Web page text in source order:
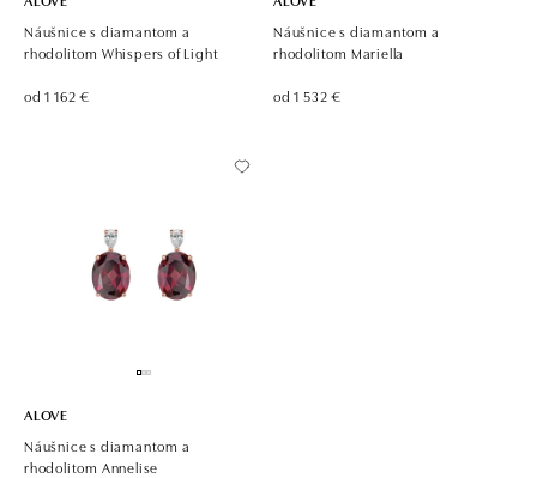
Náušnice s diamantom a
rhodolitom Whispers of Light
od 1 162 €
Náušnice s diamantom a
rhodolitom Mariella
od 1 532 €
ALOVE
Náušnice s diamantom a
rhodolitom Annelise